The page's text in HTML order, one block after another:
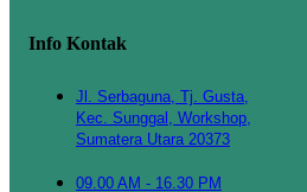
Info Kontak
Jl. Serbaguna, Tj. Gusta,
Kec. Sunggal, Workshop,
Sumatera Utara 20373
09.00 AM - 16.30 PM